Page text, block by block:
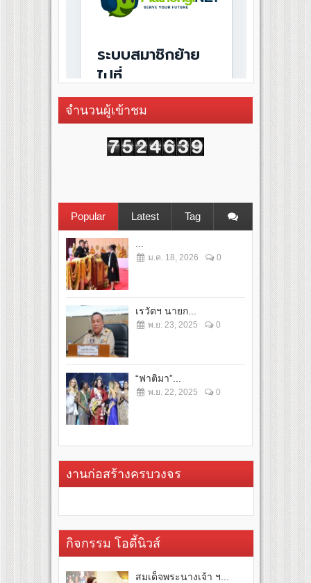
จำนวนผู้เข้าชม
Popular Latest Tag
ม.ค. 18, 2026 0
เรวัตฯ นายก...
พ.ย. 23, 2025 0
“ฟาติมา”...
พ.ย. 22, 2025 0
งานก่อสร้างครบวงจร
กิจกรรม โอดี้นิวส์
สมเด็จพระนางเจ้า ฯ...